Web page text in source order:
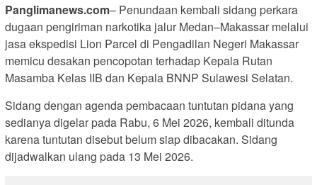
Panglimanews.com– Penundaan kembali sidang perkara
dugaan pengiriman narkotika jalur Medan–Makassar melalui
jasa ekspedisi Lion Parcel di Pengadilan Negeri Makassar
memicu desakan pencopotan terhadap Kepala Rutan
Masamba Kelas IIB dan Kepala BNNP Sulawesi Selatan.
Sidang dengan agenda pembacaan tuntutan pidana yang
sedianya digelar pada Rabu, 6 Mei 2026, kembali ditunda
karena tuntutan disebut belum siap dibacakan. Sidang
dijadwalkan ulang pada 13 Mei 2026.